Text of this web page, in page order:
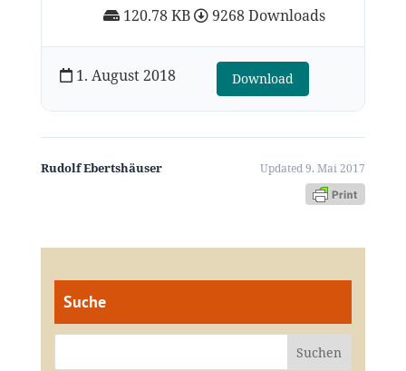
120.78 KB 9268 Downloads
1. August 2018 Download
Rudolf Ebertshäuser Updated 9. Mai 2017
Suche